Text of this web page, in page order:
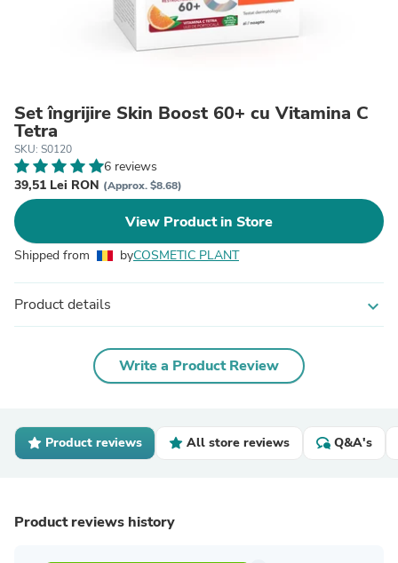
Set îngrijire Skin Boost 60+ cu Vitamina C
Tetra
SKU: S0120
6 reviews
39,51 Lei RON (Approx. $8.68)
View Product in Store
Shipped from byCOSMETIC PLANT
Product details expand_more
Write a Product Review
Product reviews All store reviews Q&A's
Product reviews history